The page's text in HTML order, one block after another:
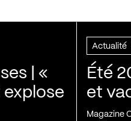
| «
explose
Actualité
Été
et
Magazine